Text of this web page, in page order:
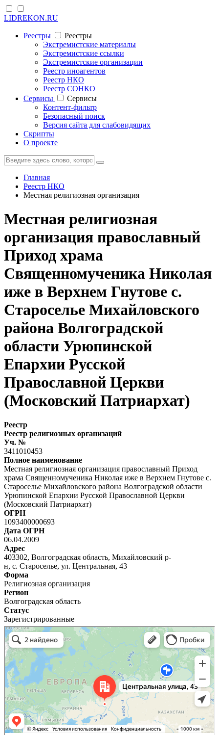
LIDREKON.RU
Реестры
Реестры
Экстремистские материалы
Экстремистские ссылки
Экстремистские организации
Реестр иноагентов
Реестр НКО
Реестр СОНКО
Cервисы
Cервисы
Контент-фильтр
Безопасный поиск
Версия сайта для слабовидящих
Скрипты
О проекте
Главная
Реестр НКО
Местная религиозная организация
Местная религиозная
организация православный
Приход храма
Священномученика Николая
иже в Верхнем Гнутове с.
Староселье Михайловского
района Волгоградской
области Урюпинской
Епархии Русской
Православной Церкви
(Московский Патриархат)
Реестр
Реестр религиозных организаций
Уч. №
3411010453
Полное наименование
Местная религиозная организация православный Приход
храма Священномученика Николая иже в Верхнем Гнутове с.
Староселье Михайловского района Волгоградской области
Урюпинской Епархии Русской Православной Церкви
(Московский Патриархат)
ОГРН
1093400000693
Дата ОГРН
06.04.2009
Адрес
403302, Волгоградская область, Михайловский р-
н, с. Староселье, ул. Центральная, 43
Форма
Религиозная организация
Регион
Волгоградская область
Статус
Зарегистрированные